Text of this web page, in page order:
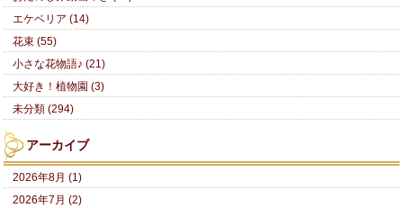
エケベリア (14)
花束 (55)
小さな花物語♪ (21)
大好き！植物園 (3)
未分類 (294)
アーカイブ
2026年8月 (1)
2026年7月 (2)